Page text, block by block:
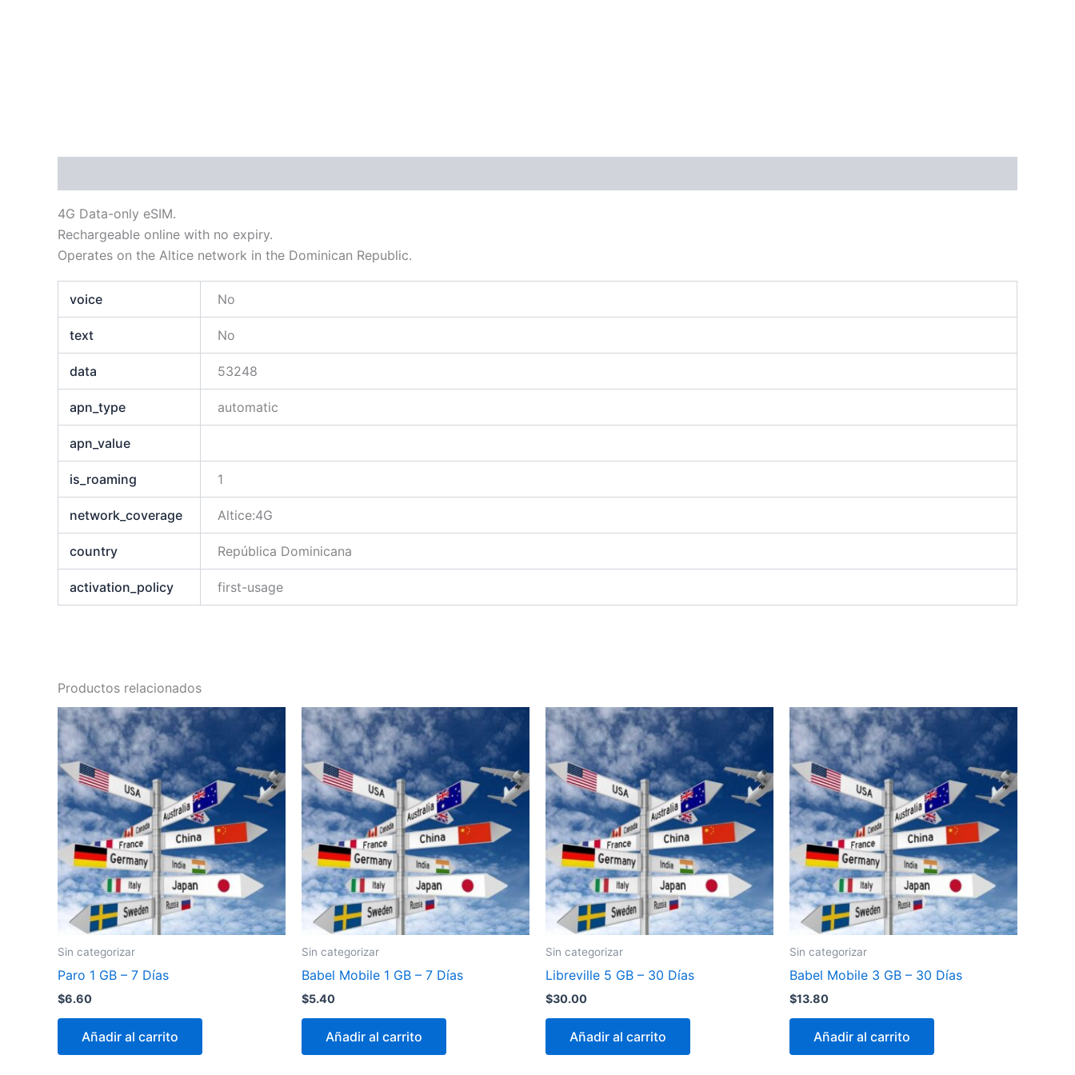
4G Data-only eSIM.
Rechargeable online with no expiry.
Operates on the Altice network in the Dominican Republic.
voice No
text No
data 53248
apn_type automatic
apn_value
is_roaming 1
network_coverage Altice:4G
country República Dominicana
activation_policy first-usage
Productos relacionados
Sin categorizar
Paro 1 GB – 7 Días
$6.60
Añadir al carrito
Sin categorizar
Babel Mobile 1 GB – 7 Días
$5.40
Añadir al carrito
Sin categorizar
Libreville 5 GB – 30 Días
$30.00
Añadir al carrito
Sin categorizar
Babel Mobile 3 GB – 30 Días
$13.80
Añadir al carrito